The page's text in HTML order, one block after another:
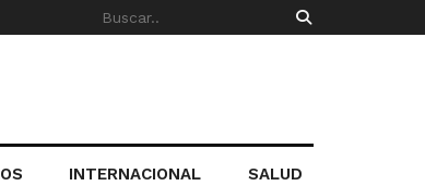
INTERNACIONAL SALUD